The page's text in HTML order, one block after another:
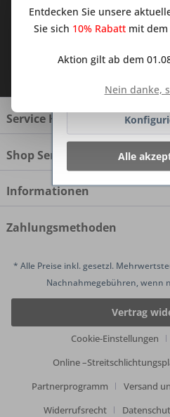
Ich habe die
Service Hotline
Shop Service
Informationen
Zahlungsmethoden
* Alle Preise inkl. gesetzl.
Nachnahmegebühren, wenn
Vertrag
Cookie-Einstellungen
Online
Partnerprogramm
Versand
Widerrufsrecht
Entdecken Sie unsere
Sie sich 10% Rabattmit dem
Aktion gilt ab dem
Nein danke,
Netzwerken
werden nur mit
Alle